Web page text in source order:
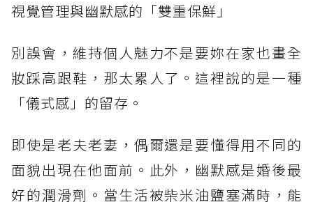
視覺管理與幽默感的「雙重保鮮」
別誤會，維持個人魅力不是要妳在家也畫全
妝踩高跟鞋，那太累人了。這裡說的是一種
「儀式感」的留存。
即使是老夫老妻，偶爾還是要懂得用不同的
面貌出現在他面前。此外，幽默感是婚後最
好的潤滑劑。當生活被柴米油鹽塞滿時，能